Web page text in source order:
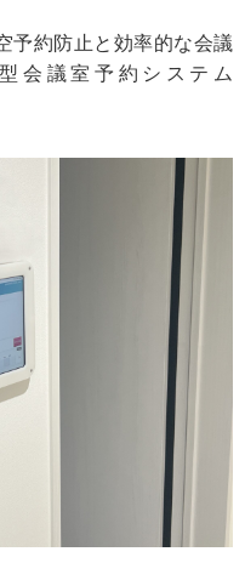
予約防止と効率的な会議
会議室予約システム